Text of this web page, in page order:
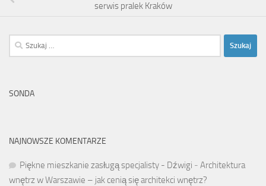
serwis pralek Kraków
Szukaj:
SONDA
NAJNOWSZE KOMENTARZE
Piękne mieszkanie zasługą specjalisty - Dźwigi - Architektura
wnętrz w Warszawie – jak cenią się architekci wnętrz?